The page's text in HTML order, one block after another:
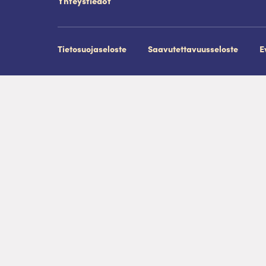
Tietosuojaseloste Saavutettavuusseloste